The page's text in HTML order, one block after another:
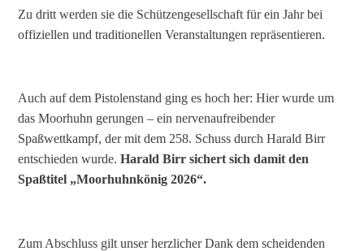
Zu dritt werden sie die Schützengesellschaft für ein Jahr bei
offiziellen und traditionellen Veranstaltungen repräsentieren.
Auch auf dem Pistolenstand ging es hoch her: Hier wurde um
das Moorhuhn gerungen – ein nervenaufreibender
Spaßwettkampf, der mit dem 258. Schuss durch Harald Birr
entschieden wurde.Harald Birr sichert sich damit den
Spaßtitel „Moorhuhnkönig 2026“.
Zum Abschluss gilt unser herzlicher Dank dem scheidenden